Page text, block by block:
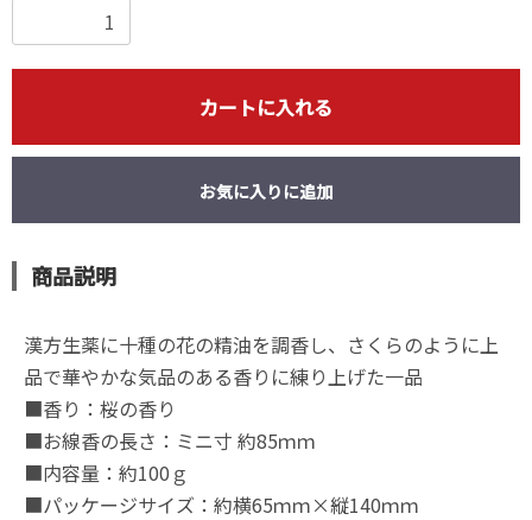
カートに入れる
お気に入りに追加
商品説明
漢方生薬に十種の花の精油を調香し、さくらのように上
品で華やかな気品のある香りに練り上げた一品
■香り：桜の香り
■お線香の長さ：ミニ寸 約85ｍｍ
■内容量：約100ｇ
■パッケージサイズ：約横65ｍｍ×縦140ｍｍ